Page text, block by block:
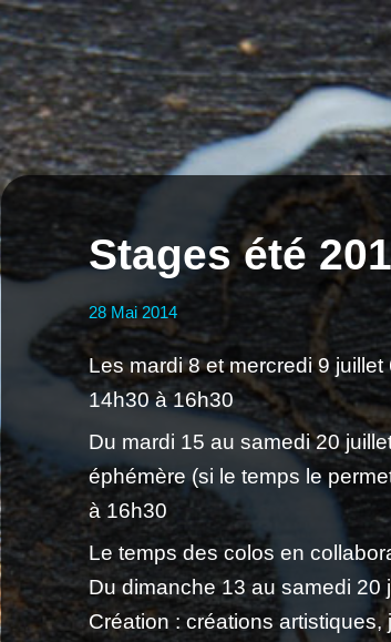
Stages été
28 Mai 2014
Les mardi 8 et mercredi 9
14h30 à 16h30
Du mardi 15 au samedi 20
éphémère (si le temps le
à 16h30
Le temps des colos en
Du dimanche 13 au samedi 20
Création : créations